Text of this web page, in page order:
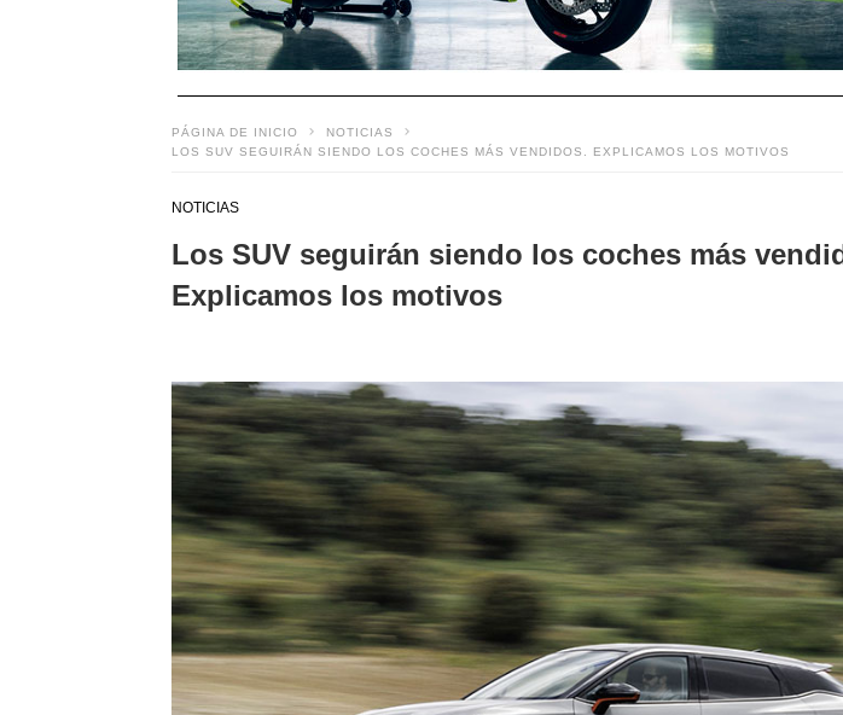
PÁGINA DE INICIO
NOTICIAS
LOS SUV SEGUIRÁN SIENDO LOS COCHES MÁS VENDIDOS. EXPLICAMOS LOS MOTIVOS
NOTICIAS
Los SUV seguirán siendo los coches más
Explicamos los motivos